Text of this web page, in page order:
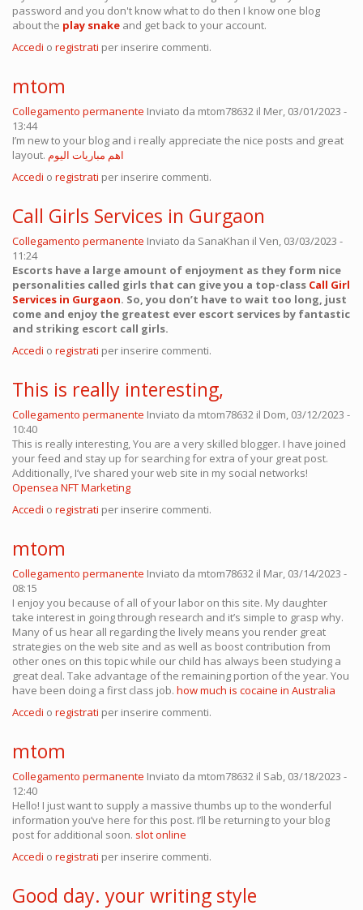
password and you don't know what to do then I know one blog
about the play snake and get back to your account.
Accedi o registrati per inserire commenti.
mtom
Collegamento permanente Inviato da mtom78632 il Mer, 03/01/2023 -
13:44
I’m new to your blog and i really appreciate the nice posts and great
layout. اهم مباريات اليوم
Accedi o registrati per inserire commenti.
Call Girls Services in Gurgaon
Collegamento permanente Inviato da SanaKhan il Ven, 03/03/2023 -
11:24
Escorts have a large amount of enjoyment as they form nice
personalities called girls that can give you a top-class Call Girl
Services in Gurgaon. So, you don’t have to wait too long, just
come and enjoy the greatest ever escort services by fantastic
and striking escort call girls.
Accedi o registrati per inserire commenti.
This is really interesting,
Collegamento permanente Inviato da mtom78632 il Dom, 03/12/2023 -
10:40
This is really interesting, You are a very skilled blogger. I have joined
your feed and stay up for searching for extra of your great post.
Additionally, I’ve shared your web site in my social networks!
Opensea NFT Marketing
Accedi o registrati per inserire commenti.
mtom
Collegamento permanente Inviato da mtom78632 il Mar, 03/14/2023 -
08:15
I enjoy you because of all of your labor on this site. My daughter
take interest in going through research and it’s simple to grasp why.
Many of us hear all regarding the lively means you render great
strategies on the web site and as well as boost contribution from
other ones on this topic while our child has always been studying a
great deal. Take advantage of the remaining portion of the year. You
have been doing a first class job. how much is cocaine in Australia
Accedi o registrati per inserire commenti.
mtom
Collegamento permanente Inviato da mtom78632 il Sab, 03/18/2023 -
12:40
Hello! I just want to supply a massive thumbs up to the wonderful
information you’ve here for this post. I’ll be returning to your blog
post for additional soon. slot online
Accedi o registrati per inserire commenti.
Good day. your writing style